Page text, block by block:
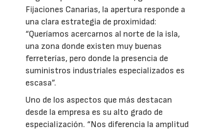
Fijaciones Canarias, la apertura responde a
una clara estrategia de proximidad:
“Queríamos acercarnos al norte de la isla,
una zona donde existen muy buenas
ferreterías, pero donde la presencia de
suministros industriales especializados es
escasa”.
Uno de los aspectos que más destacan
desde la empresa es su alto grado de
especialización. “Nos diferencia la amplitud